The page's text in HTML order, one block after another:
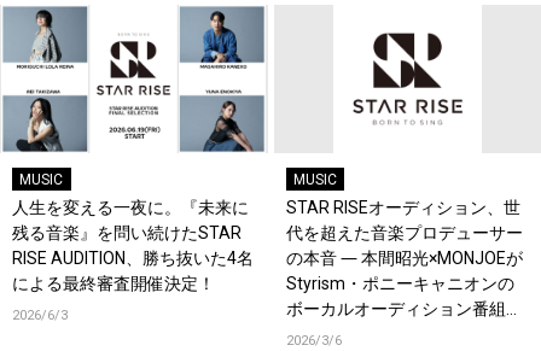
MUSIC
人生を変える一夜に。『未来に
残る音楽』を問い続けたSTAR
RISE AUDITION、勝ち抜いた4名
による最終審査開催決定！
2026/6/3
MUSIC
STAR RISEオーディション、世
代を超えた音楽プロデューサー
の本音 ― 本間昭光×MONJOEが
Styrism・ポニーキャニオンの
ボーカルオーディション番組で
音楽を広めることの難しさを語
2026/3/6